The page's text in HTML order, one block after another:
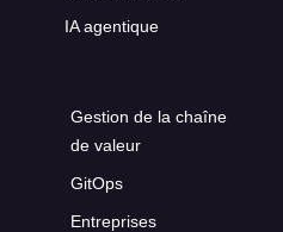
IA agentique
Gestion de la chaîne
de valeur
GitOps
Entreprises